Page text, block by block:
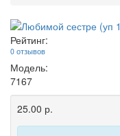
Рейтинг:
0 отзывов
Модель:
7167
25.00 р.